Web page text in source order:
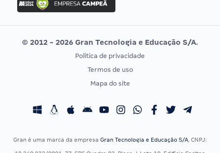
Concurso MPU
Editais publicados
Vunesp
CONCURSOS POR PROFISSÃO
Concursos Fiscais
EXAME DE ORDEM
Calendário OAB
© 2012 - 2026 Gran Tecnologia e Educação S/A.
Política de privacidade
Termos de uso
Mapa do site
Gran é uma marca da empresa Gran Tecnologia e Educação S/A, CNPJ: